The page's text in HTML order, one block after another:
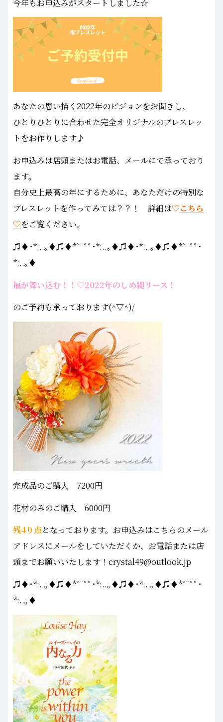
今年もお申込みがスタートしました☆
あなたの思い描く2022年のビジョンをお聞きし、
ひとりひとりに合わせた完全オリジナルのブレスレッ
トをお作りします♪
お申込みは店頭またはお電話、メールにて承っており
ます。
自分史上最高の年にするために、あなただけの特別な
ブレスレットを作ってみては？？！ 詳細は♡こちら
♡をご覧ください。
♫♦･*:..｡♦♫♦*ﾟ¨ﾟﾟ･*:..｡♦♫♦･*:..｡♦♫♦*ﾟ¨ﾟﾟ･
*:..｡♦
福が舞い込む！！♡2022年のしめ縄リース！
のご予約も承っております(^▽^)/
完成品のご購入 7200円
花材のみのご購入 6000円
残4り点となっております。お申込みはこちらのメール
アドレスにメールをしていただくか、お電話または店
頭までお願いいたします！crystal49@outlook.jp
♫♦･*:..｡♦♫♦*ﾟ¨ﾟﾟ･*:..｡♦♫♦･*:..｡♦♫♦*ﾟ¨ﾟﾟ･
*:..｡♦